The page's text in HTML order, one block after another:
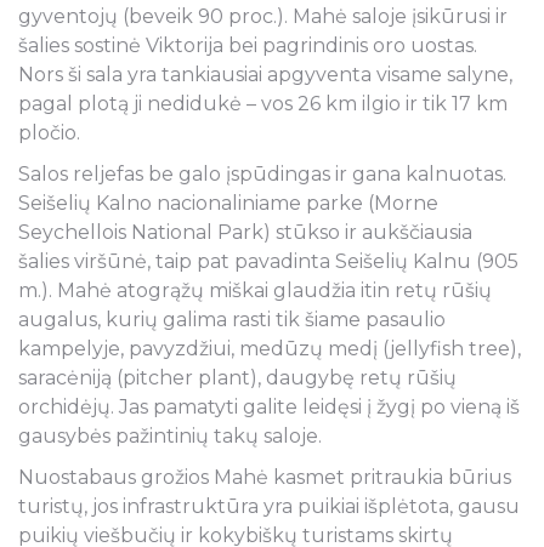
gyventojų (beveik 90 proc.). Mahė saloje įsikūrusi ir
šalies sostinė Viktorija bei pagrindinis oro uostas.
Nors ši sala yra tankiausiai apgyventa visame salyne,
pagal plotą ji nedidukė – vos 26 km ilgio ir tik 17 km
pločio.
Salos reljefas be galo įspūdingas ir gana kalnuotas.
Seišelių Kalno nacionaliniame parke (Morne
Seychellois National Park) stūkso ir aukščiausia
šalies viršūnė, taip pat pavadinta Seišelių Kalnu (905
m.). Mahė atogrąžų miškai glaudžia itin retų rūšių
augalus, kurių galima rasti tik šiame pasaulio
kampelyje, pavyzdžiui, medūzų medį (jellyfish tree),
saracėniją (pitcher plant), daugybę retų rūšių
orchidėjų. Jas pamatyti galite leidęsi į žygį po vieną iš
gausybės pažintinių takų saloje.
Nuostabaus grožios Mahė kasmet pritraukia būrius
turistų, jos infrastruktūra yra puikiai išplėtota, gausu
puikių viešbučių ir kokybiškų turistams skirtų